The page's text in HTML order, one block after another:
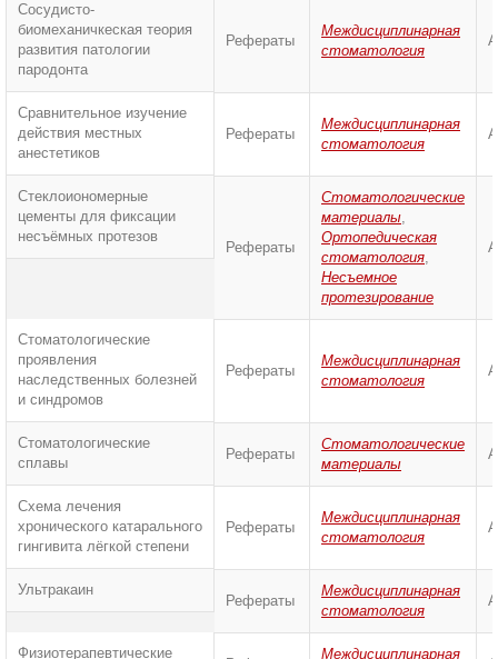
Сосудисто-
биомеханичкеская теория
развития патологии
пародонта
Рефераты
Междисциплинарная
стоматология
Сравнительное изучение
действия местных
анестетиков
Рефераты
Междисциплинарная
стоматология
Стеклоиономерные
цементы для фиксации
несъёмных протезов
Рефераты
Стоматологические
материалы,
Ортопедическая
стоматология,
Несъемное
протезирование
Стоматологические
проявления
наследственных болезней
и синдромов
Рефераты
Междисциплинарная
стоматология
Стоматологические
сплавы
Рефераты
Стоматологические
материалы
Схема лечения
хронического катарального
гингивита лёгкой степени
Рефераты
Междисциплинарная
стоматология
Ультракаин
Рефераты
Междисциплинарная
стоматология
Физиотерапевтические
Междисциплинарная